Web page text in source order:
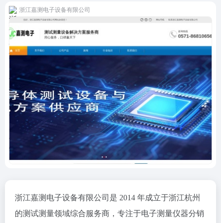
浙江嘉测电子设备有限公司
浙江嘉测电子设备有限公司是 2014 年成立于浙江杭州
的测试测量领域综合服务商，专注于电子测量仪器分销